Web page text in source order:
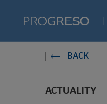
Progreso
Revista
You
in:
BACK
ACTUALITY